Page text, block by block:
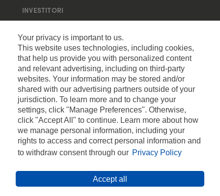
Your privacy is important to us.
This website uses technologies, including cookies,
that help us provide you with personalized content
and relevant advertising, including on third-party
websites. Your information may be stored and/or
shared with our advertising partners outside of your
jurisdiction. To learn more and to change your
settings, click "Manage Preferences". Otherwise,
click "Accept All" to continue. Learn more about how
we manage personal information, including your
rights to access and correct personal information and
to withdraw consent through our Privacy Policy
Accept all
INVESTITORI